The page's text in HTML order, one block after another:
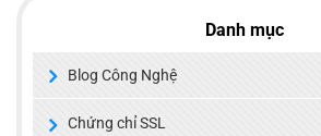
Danh mục
Blog Công Nghệ
Chứng chỉ SSL